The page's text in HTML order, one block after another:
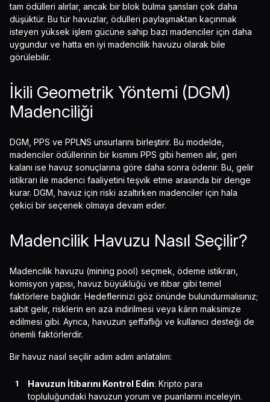
tam ödülleri alırlar, ancak bir blok bulma şansları çok daha
düşüktür. Bu tür havuzlar, ödülleri paylaşmaktan kaçınmak
isteyen yüksek işlem gücüne sahip bazı madenciler için daha
uygundur ve hatta en iyi madencilik havuzu olarak bile
görülebilir.
İkili Geometrik Yöntemi (DGM)
Madenciliği
DGM, PPS ve PPLNS unsurlarını birleştirir. Bu modelde,
madenciler ödüllerinin bir kısmını PPS gibi hemen alır, geri
kalanı ise havuz sonuçlarına göre daha sonra ödenir. Bu, gelir
istikrarı ile madenci faaliyetini teşvik etme arasında bir denge
kurar. DGM, havuz için riski azaltırken madenciler için hala
çekici bir seçenek olmaya devam eder.
Madencilik Havuzu Nasıl Seçilir?
Madencilik havuzu (mining pool) seçmek, ödeme istikrarı,
komisyon yapısı, havuz büyüklüğü ve itibar gibi temel
faktörlere bağlıdır. Hedeflerinizi göz önünde bulundurmalısınız;
sabit gelir, risklerin en aza indirilmesi veya kârın maksimize
edilmesi gibi. Ayrıca, havuzun şeffaflığı ve kullanıcı desteği de
önemli faktörlerdir.
Bir havuz nasıl seçilir adım adım anlatalım:
Havuzun İtibarını Kontrol Edin: Kripto para
topluluğundaki havuzun yorum ve puanlarını inceleyin.